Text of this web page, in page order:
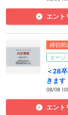
エント
締切間
エージ
＜28
きます
08/08
エント